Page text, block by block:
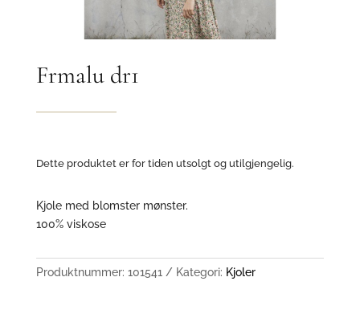
Frmalu dr1
Dette produktet er for tiden utsolgt og utilgjengelig.
Kjole med blomster mønster.
100% viskose
Produktnummer: 101541 Kategori: Kjoler